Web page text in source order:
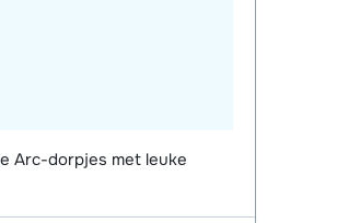
Arc-dorpjes met leuke